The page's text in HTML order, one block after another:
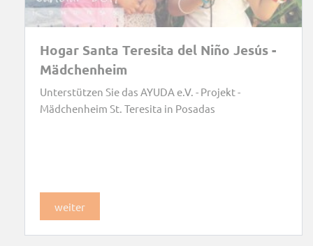
Hogar Santa Teresita del Niño Jesús -
Mädchenheim
Unterstützen Sie das AYUDA e.V. - Projekt -
Mädchenheim St. Teresita in Posadas
weiter